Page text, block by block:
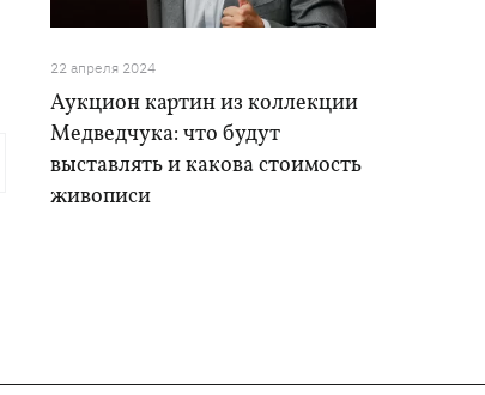
22 апреля 2024
Аукцион картин из коллекции
Медведчука: что будут
выставлять и какова стоимость
живописи